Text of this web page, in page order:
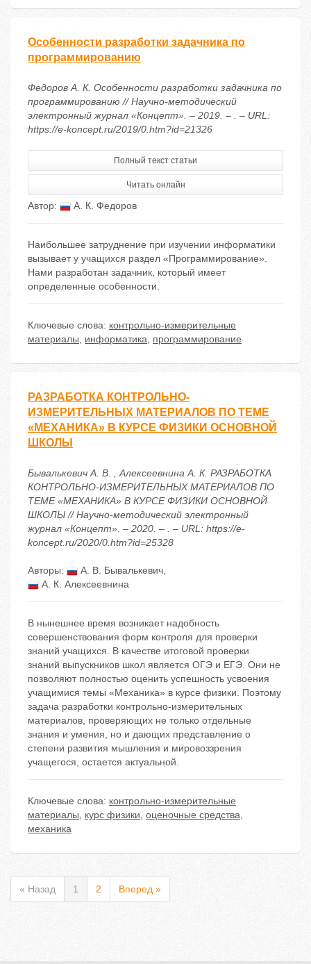
Особенности разработки задачника по
программированию
Федоров А. К. Особенности разработки задачника по
программированию // Научно-методический
электронный журнал «Концепт». – 2019. – . – URL:
https://e-koncept.ru/2019/0.htm?id=21326
Полный текст статьи
Читать онлайн
Автор: А. К. Федоров
Наибольшее затруднение при изучении информатики
вызывает у учащихся раздел «Программирование».
Нами разработан задачник, который имеет
определенные особенности.
Ключевые слова: контрольно-измерительные
материалы, информатика, программирование
РАЗРАБОТКА КОНТРОЛЬНО-
ИЗМЕРИТЕЛЬНЫХ МАТЕРИАЛОВ ПО ТЕМЕ
«МЕХАНИКА» В КУРСЕ ФИЗИКИ ОСНОВНОЙ
ШКОЛЫ
Бывалькевич А. В. , Алексеевнина А. К. РАЗРАБОТКА
КОНТРОЛЬНО-ИЗМЕРИТЕЛЬНЫХ МАТЕРИАЛОВ ПО
ТЕМЕ «МЕХАНИКА» В КУРСЕ ФИЗИКИ ОСНОВНОЙ
ШКОЛЫ // Научно-методический электронный
журнал «Концепт». – 2020. – . – URL: https://e-
koncept.ru/2020/0.htm?id=25328
Авторы: А. В. Бывалькевич,
А. К. Алексеевнина
В нынешнее время возникает надобность
совершенствования форм контроля для проверки
знаний учащихся. В качестве итоговой проверки
знаний выпускников школ является ОГЭ и ЕГЭ. Они не
позволяют полностью оценить успешность усвоения
учащимися темы «Механика» в курсе физики. Поэтому
задача разработки контрольно-измерительных
материалов, проверяющих не только отдельные
знания и умения, но и дающих представление о
степени развития мышления и мировоззрения
учащегося, остается актуальной.
Ключевые слова: контрольно-измерительные
материалы, курс физики, оценочные средства,
механика
« Назад 1 2 Вперед »